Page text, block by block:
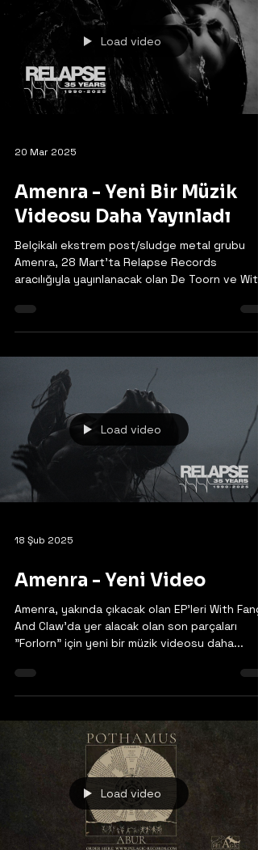
Load video
20 Mar 2025
Amenra - Yeni Bir Müzik
Videosu Daha Yayınladı
Belçikalı ekstrem post/sludge metal grubu
Amenra, 28 Mart'ta Relapse Records
aracılığıyla yayınlanacak olan De Toorn ve With
Load video
18 Şub 2025
Amenra - Yeni Video
Amenra, yakında çıkacak olan EP'leri With Fang
And Claw'da yer alacak olan son parçaları
"Forlorn" için yeni bir müzik videosu daha...
Load video